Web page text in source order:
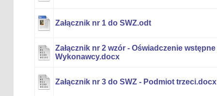
Załącznik nr 1 do SWZ.odt
Załącznik nr 2 wzór - Oświadczenie wstępne
Wykonawcy.docx
Załącznik nr 3 do SWZ - Podmiot trzeci.docx